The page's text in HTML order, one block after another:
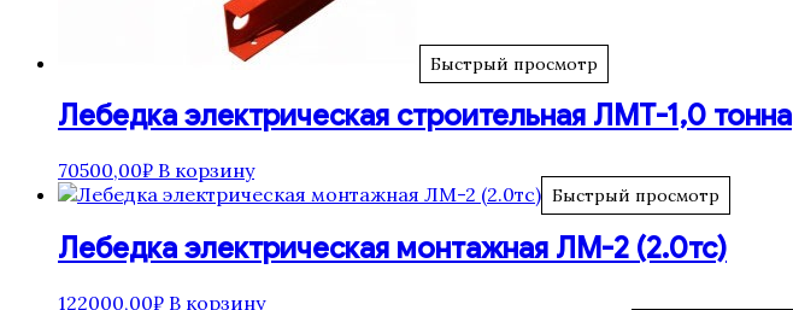
Быстрый просмотр
Лебедка электрическая строительная ЛМТ-1,0 тонна
70500,00₽ В корзину
Быстрый просмотр
Лебедка электрическая монтажная ЛМ-2 (2.0тс)
122000,00₽ В корзину